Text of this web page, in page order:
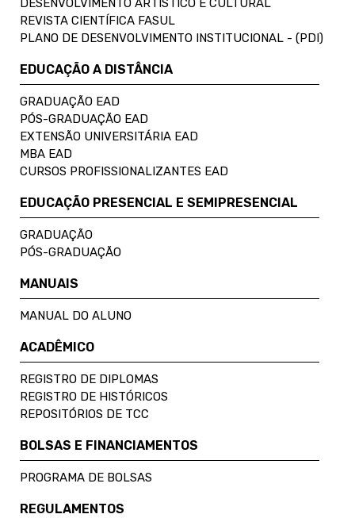
DESENVOLVIMENTO ARTÍSTICO E CULTURAL
REVISTA CIENTÍFICA FASUL
PLANO DE DESENVOLVIMENTO INSTITUCIONAL - (PDI)
EDUCAÇÃO A DISTÂNCIA
GRADUAÇÃO EAD
PÓS-GRADUAÇÃO EAD
EXTENSÃO UNIVERSITÁRIA EAD
MBA EAD
CURSOS PROFISSIONALIZANTES EAD
EDUCAÇÃO PRESENCIAL E SEMIPRESENCIAL
GRADUAÇÃO
PÓS-GRADUAÇÃO
MANUAIS
MANUAL DO ALUNO
ACADÊMICO
REGISTRO DE DIPLOMAS
REGISTRO DE HISTÓRICOS
REPOSITÓRIOS DE TCC
BOLSAS E FINANCIAMENTOS
PROGRAMA DE BOLSAS
REGULAMENTOS